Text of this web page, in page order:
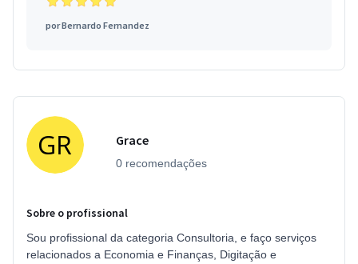
porBernardo Fernandez
Grace
0 recomendações
Sobre o profissional
Sou profissional da categoria Consultoria, e faço serviços
relacionados a Economia e Finanças, Digitação e